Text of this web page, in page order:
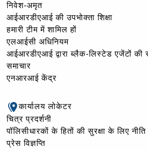
निवेश-अमृत
आईआरडीएआई की उपभोक्ता शिक्षा
हमारी टीम में शामिल हों
एलआईसी अधिनियम
आईआरडीएआई द्वारा ब्लैक-लिस्टेड एजेंटों की
समाचार
एनआरआई केंद्र
कार्यालय लोकेटर
चित्र प्रदर्शनी
पॉलिसीधारकों के हितों की सुरक्षा के लिए नीति
प्रेस विज्ञप्ति